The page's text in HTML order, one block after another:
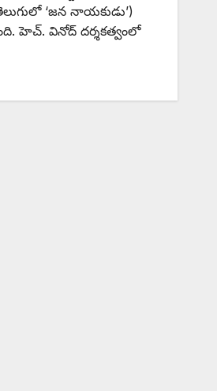
‘జన నాయకుడు’)
హెచ్. వినోద్ దర్శకత్వంలో